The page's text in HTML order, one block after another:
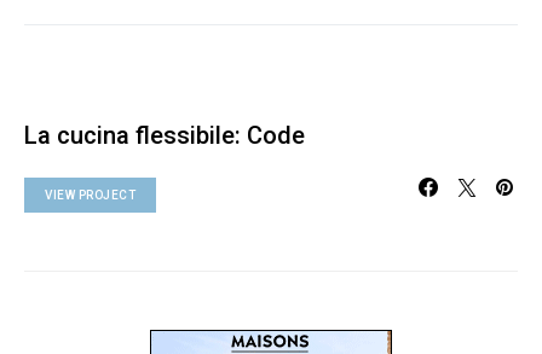
La cucina flessibile: Code
VIEW PROJECT